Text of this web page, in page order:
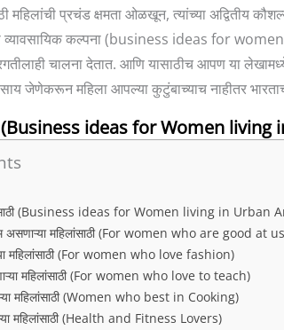
महिलांची प्रचंड क्षमता ओळखून, त्यांच्या अद्वितीय
व्यावसायिक कल्पना (business ideas for
चालना देतात. आणि यासाठीच आपण या
जेणेकरून महिला आपल्या कुटुंबाच्याच नाहीतर
(Business ideas for Women living
(Business ideas for Women living in Urban
असणाऱ्या महिलांसाठी (For women who are good
महिलांसाठी (For women who love fashion)
महिलांसाठी (For women who love to teach)
महिलांसाठी (Women who best in Cooking)
महिलांसाठी (Health and Fitness Lovers)